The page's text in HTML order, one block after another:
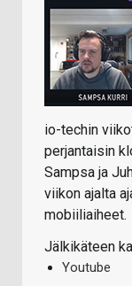
io-techin
perjantaisin
Sampsa ja
viikon ajalta
mobiiliaiheet.
Jälkikäteen
Youtube